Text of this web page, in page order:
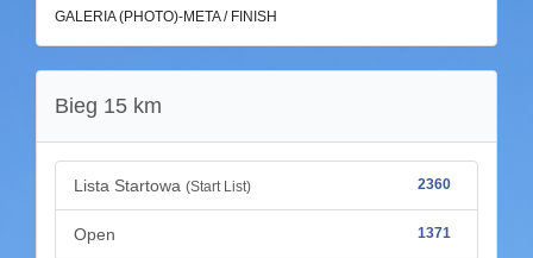
GALERIA (PHOTO)-META / FINISH
Bieg 15 km
Lista Startowa (Start List) 2360
Open 1371